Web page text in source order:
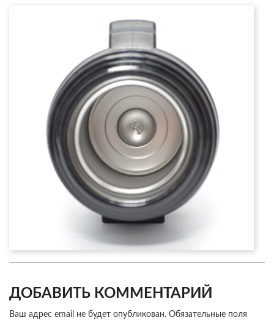
ДОБАВИТЬ КОММЕНТАРИЙ
Ваш адрес email не будет опубликован. Обязательные поля